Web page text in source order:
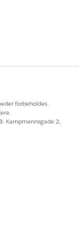
forbeholdes.
Kampmannsgade 2,